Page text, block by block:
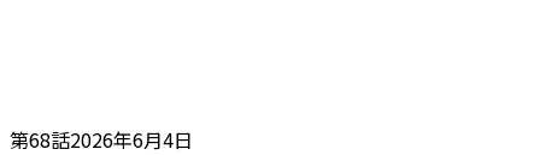
第68話2026年6月4日